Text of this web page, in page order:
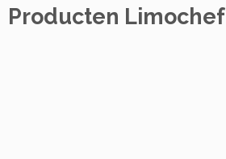
Producten Limochef